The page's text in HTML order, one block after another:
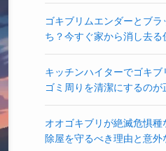
ゴキブリムエンダーとブ
ち？今すぐ家から消し去る
キッチンハイターでゴキ
ゴミ周りを清潔にするのが
オオゴキブリが絶滅危惧
除屋を守るべき理由と意外